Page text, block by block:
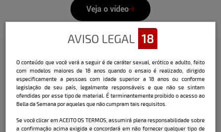
Veja o vídeo
Confira a entrevista que o Bella
fez com a modelo:
Nome:FranKrutschner
Data de nascimento:13/12/80
AVISO LEGAL 18
O conteúdo que você verá a seguir é de caráter sexual, erótico e adulto, feito
com modelos maiores de 18 anos quando o ensaio é realizado, dirigido
especificamente a pessoas com idade superior a 18 anos ou conforme
legislação de seu país, legalmente responsáveis e que não se sintam
ofendidas por esse tipo de material. É terminantemente proibido o acesso ao
Bella da Semana por aqueles que não cumpram tais requisitos.
Se você clicar em ACEITO OS TERMOS, assumirá plena responsabilidade sobre
a confirmação acima exigida e concordará em não fornecer qualquer tipo de